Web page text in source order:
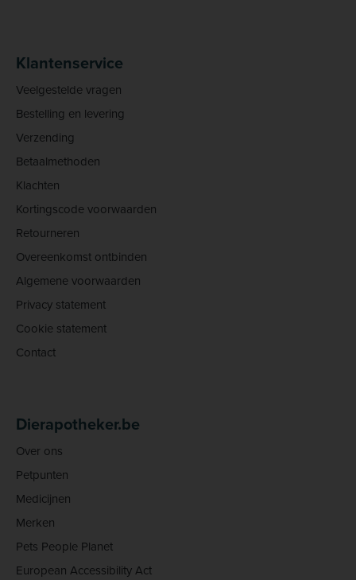
Klantenservice
Veelgestelde vragen
Bestelling en levering
Verzending
Betaalmethoden
Klachten
Kortingscode voorwaarden
Retourneren
Overeenkomst ontbinden
Algemene voorwaarden
Privacy statement
Cookie statement
Contact
Dierapotheker.be
Over ons
Petpunten
Medicijnen
Merken
Pets People Planet
European Accessibility Act